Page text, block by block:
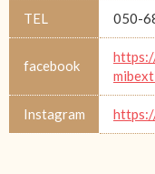
TEL 050-
facebook
Instagram